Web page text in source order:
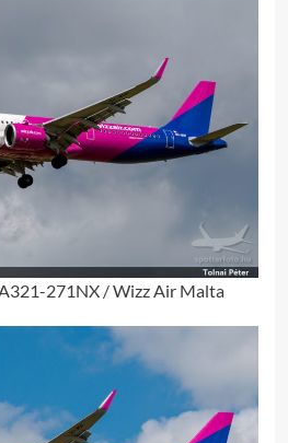
271NX / Wizz Air Malta